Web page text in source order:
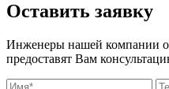
Оставить заявку
Инженеры нашей компании
предоставят Вам